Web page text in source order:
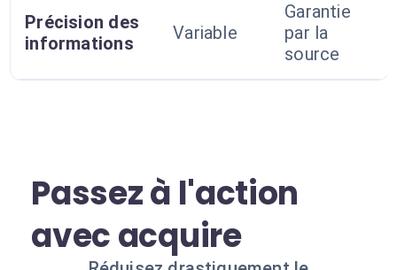
Précision des
informations
Variable
Garantie
par la
source
Passez à l'action
avec acquire